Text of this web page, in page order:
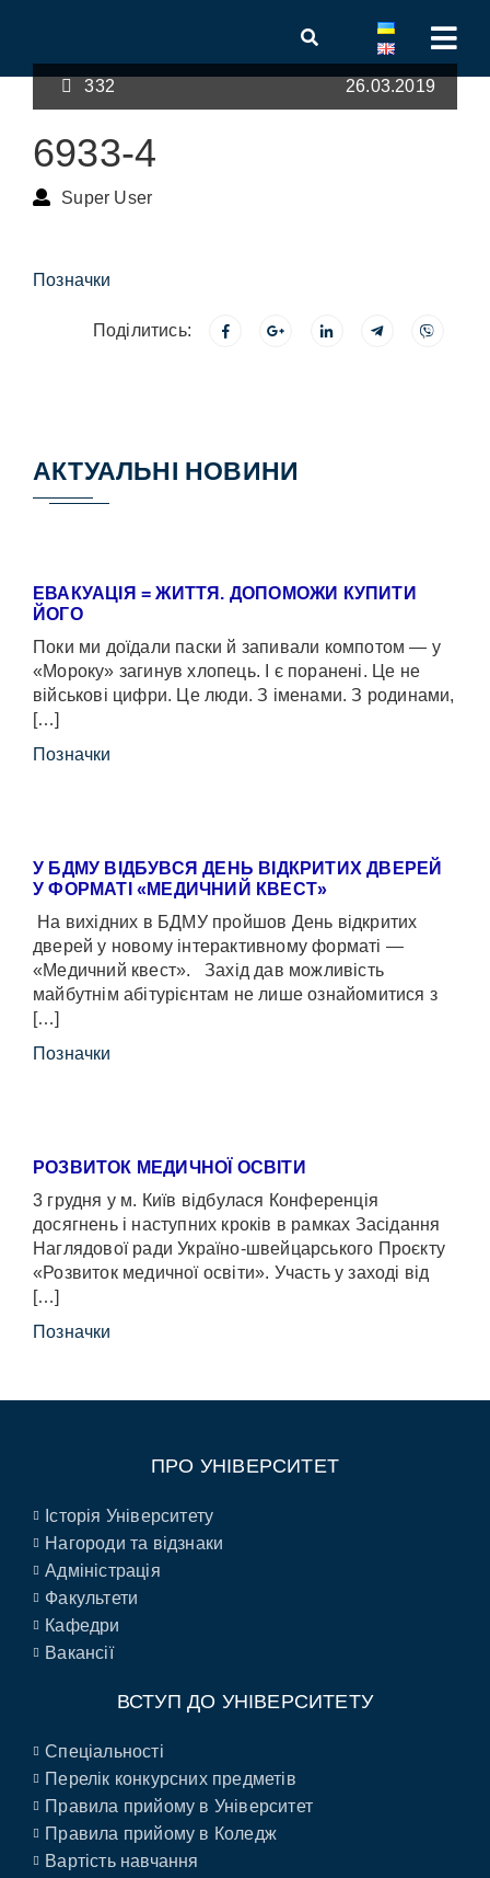
332 26.03.2019
6933-4
Super User
Позначки
Поділитись:
АКТУАЛЬНІ НОВИНИ
ЕВАКУАЦІЯ = ЖИТТЯ. ДОПОМОЖИ КУПИТИ
ЙОГО
Поки ми доїдали паски й запивали компотом — у
«Мороку» загинув хлопець. І є поранені. Це не
військові цифри. Це люди. З іменами. З родинами,
[…]
Позначки
У БДМУ ВІДБУВСЯ ДЕНЬ ВІДКРИТИХ ДВЕРЕЙ
У ФОРМАТІ «МЕДИЧНИЙ КВЕСТ»
На вихідних в БДМУ пройшов День відкритих
дверей у новому інтерактивному форматі —
«Медичний квест». Захід дав можливість
майбутнім абітурієнтам не лише ознайомитися з
[…]
Позначки
РОЗВИТОК МЕДИЧНОЇ ОСВІТИ
3 грудня у м. Київ відбулася Конференція
досягнень і наступних кроків в рамках Засідання
Наглядової ради Україно-швейцарського Проєкту
«Розвиток медичної освіти». Участь у заході від
[…]
Позначки
ПРО УНІВЕРСИТЕТ
Історія Університету
Нагороди та відзнаки
Адміністрація
Факультети
Кафедри
Вакансії
ВСТУП ДО УНІВЕРСИТЕТУ
Спеціальності
Перелік конкурсних предметів
Правила прийому в Університет
Правила прийому в Коледж
Вартість навчання